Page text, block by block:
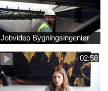
Jobvideo Bygningsingeniør
02:58